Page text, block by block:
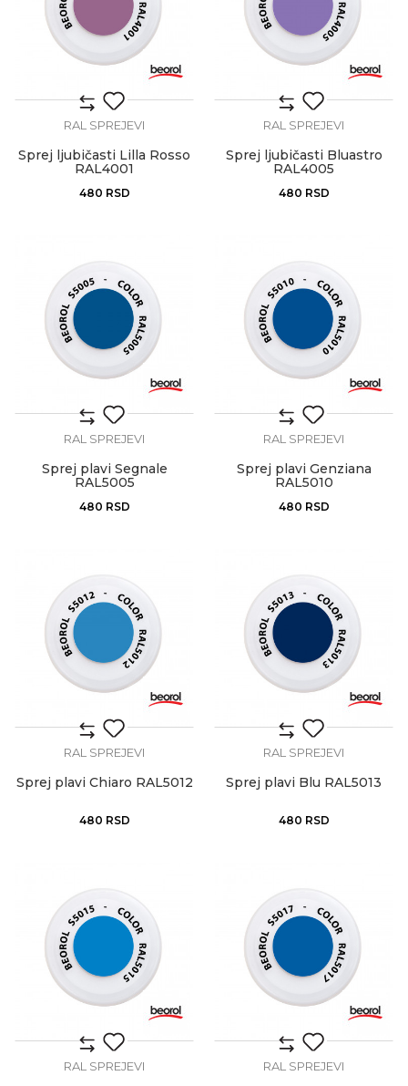
RAL SPREJEVI
Sprej ljubičasti Lilla Rosso
RAL4001
480 RSD
RAL SPREJEVI
Sprej ljubičasti Bluastro
RAL4005
480 RSD
RAL SPREJEVI
Sprej plavi Segnale
RAL5005
480 RSD
RAL SPREJEVI
Sprej plavi Genziana
RAL5010
480 RSD
RAL SPREJEVI
Sprej plavi Chiaro RAL5012
480 RSD
RAL SPREJEVI
Sprej plavi Blu RAL5013
480 RSD
RAL SPREJEVI RAL SPREJEVI